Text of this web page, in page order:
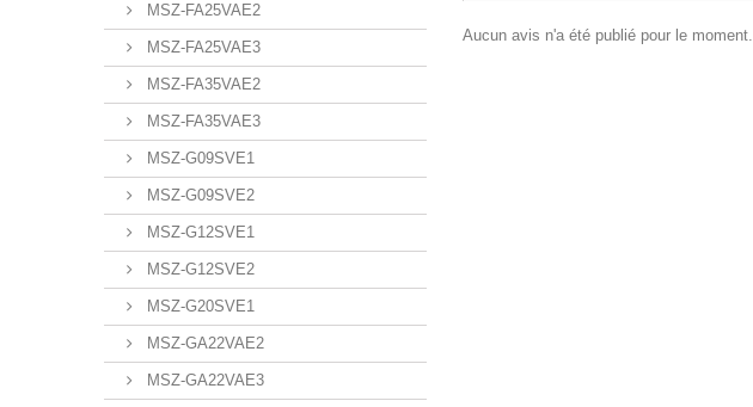
MSZ-FA25VAE2
MSZ-FA25VAE3
MSZ-FA35VAE2
MSZ-FA35VAE3
MSZ-G09SVE1
MSZ-G09SVE2
MSZ-G12SVE1
MSZ-G12SVE2
MSZ-G20SVE1
MSZ-GA22VAE2
MSZ-GA22VAE3
Aucun avis n'a été publié pour le moment.